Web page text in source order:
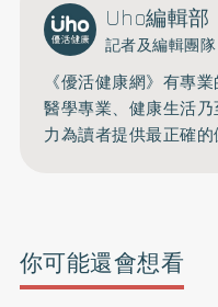
Uho編輯部
記者及編輯團隊
《優活健康網》有專
醫學專業、健康生活
力為讀者提供最正確的
你可能還會想看